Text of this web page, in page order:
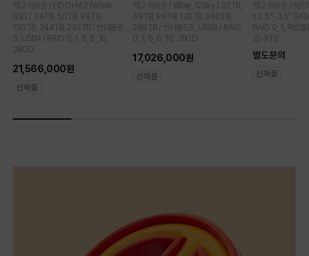
재고 미보유 / HDD+M.2 NVMe
SSD / 34TB, 50TB, 98TB,
130TB, 244TB, 292TB / 썬더볼트
5, USB4 / RAID 0, 1, 5, 6, 10,
JBOD
21,566,000원
재고 미보유 / 8Bay, 12Bay / 32TB,
48TB, 96TB, 128TB, 240TB,
288TB / 썬더볼트5, USB4 / RAID
0, 1, 5, 6, 10, JBOD
17,026,000원
재고 미보유 / 하
x 2.5"-3.5"
RAID 0, 1, 독립
모니터링
별도문의